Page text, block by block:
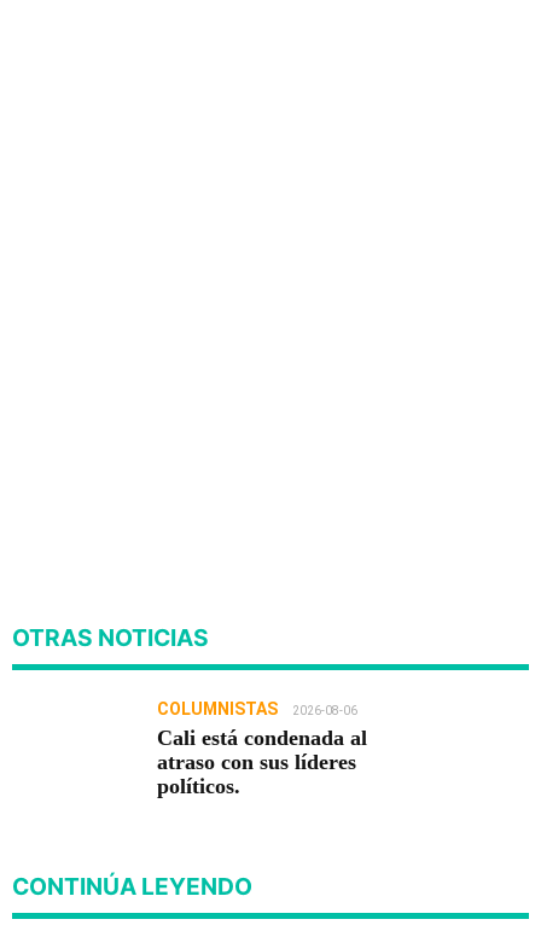
OTRAS NOTICIAS
COLUMNISTAS 2026-08-06
Cali está condenada al
atraso con sus líderes
políticos.
CONTINÚA LEYENDO